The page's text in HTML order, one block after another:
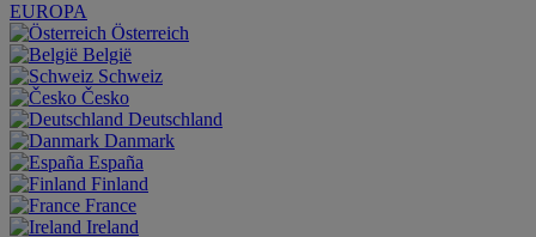
EUROPA
Österreich
België
Schweiz
Česko
Deutschland
Danmark
España
Finland
France
Ireland